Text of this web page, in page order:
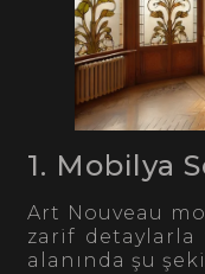
1. Mobilya
Art Nouveau
zarif detaylarla
alanında şu